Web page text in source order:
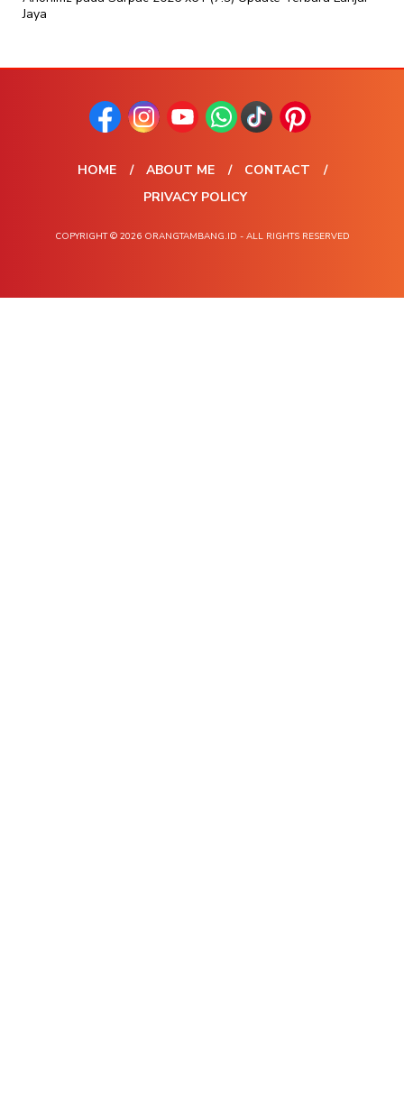
Jaya
HOME ABOUT ME
CONTACT
PRIVACY POLICY
COPYRIGHT © 2026 ORANGTAMBANG.ID - ALL RIGHTS RESERVED